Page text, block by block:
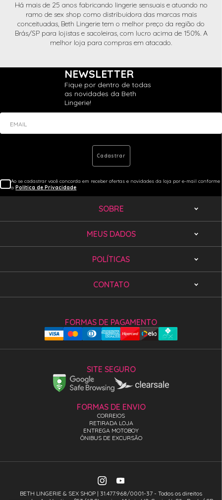
Há mais de 25 anos fabricando lingerie sensuais e atuando no
ramo de sex shop como distribuidora das marcas mais
conceituadas, Beth Lingerie tem o melhor preço da região do
Brás/SP para lojistas e sacoleiras, com lucro acima de 150%. A
melhor loja para compras em atacado.
NEWSLETTER
Fique por dentro de todas
as novidades da Beth
Lingerie!
EMAIL
Cadastrar
Ao se cadastrar você concorda em receber ofertas e novidades da loja por e-mail conforme
aPolítica de Privacidade
SOBRE
MEUS DADOS
POLÍTICAS
CONTATO
SITE SEGURO
FORMAS DE PAGAMENTO
FORMAS DE ENVIO
CORREIOS
RETIRADA LOJA
ENTREGA MOTOBOY
ÔNIBUS DE EXCURSÃO
BETH LINGERIE & SEX SHOP | 31.477.968/0001-37 - Todos os direitos